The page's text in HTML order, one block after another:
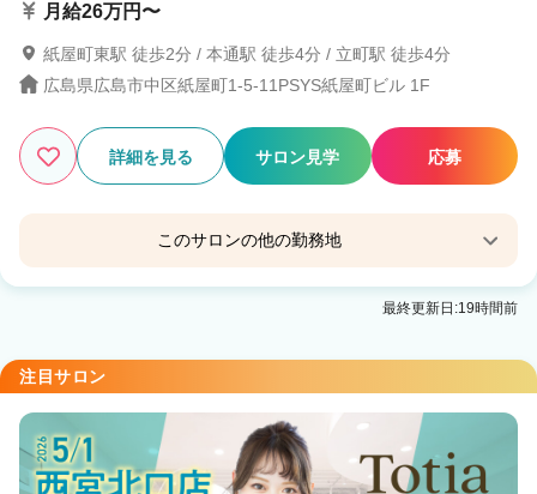
月給26万円〜
紙屋町東駅 徒歩2分 / 本通駅 徒歩4分 / 立町駅 徒歩4分
広島県広島市中区紙屋町1-5-11PSYS紙屋町ビル 1F
詳細を見る サロン見学 応募
このサロンの他の勤務地
little 広島並木通り【リトル ヒロシマナミキドオ
最終更新日:19時間前
注目サロン